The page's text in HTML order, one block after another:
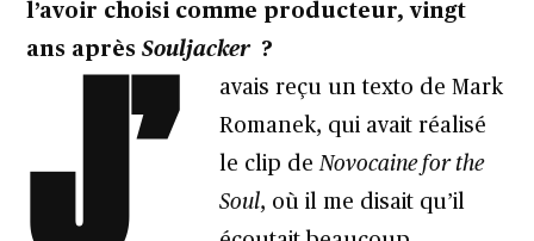
l’avoir choisi comme producteur, vingt
ans aprèsSouljacker?
J’
avais reçu un texto de Mark
Romanek, qui avait réalisé
le clip deNovocaine for the
Soul, où il me disait qu’il